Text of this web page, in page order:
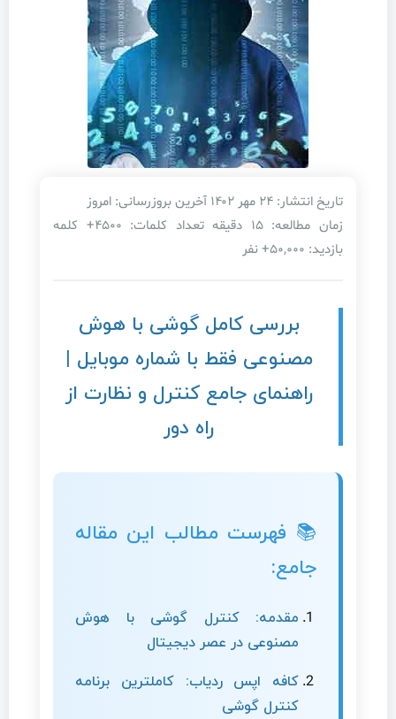
تاریخ انتشار: ۲۴ مهر ۱۴۰۲
آخرین بروزرسانی: امروز
زمان مطالعه: ۱۵ دقیقه
تعداد کلمات: ۴۵۰۰+ کلمه
بازدید: ۵۰,۰۰۰+ نفر
بررسی کامل گوشی با هوش
مصنوعی فقط با شماره موبایل |
راهنمای جامع کنترل و نظارت از
راه دور
📚 فهرست مطالب این مقاله
جامع:
مقدمه: کنترل گوشی با هوش
مصنوعی در عصر دیجیتال
کافه اپس ردیاب: کاملترین برنامه
کنترل گوشی